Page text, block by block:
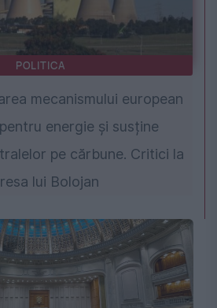
POLITICA
mecanismului european
energie și susține
pe cărbune. Critici la
lui Bolojan